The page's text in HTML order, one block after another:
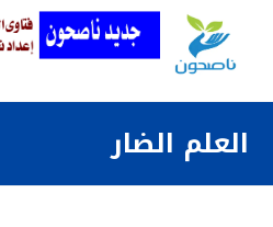
العلم الضار